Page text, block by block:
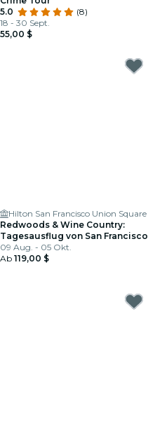
5.0
(8)
18 - 30 Sept.
55,00 $
Hilton San Francisco Union Square
Redwoods & Wine Country:
Tagesausflug von San Francisco
09 Aug. - 05 Okt.
Ab 119,00 $